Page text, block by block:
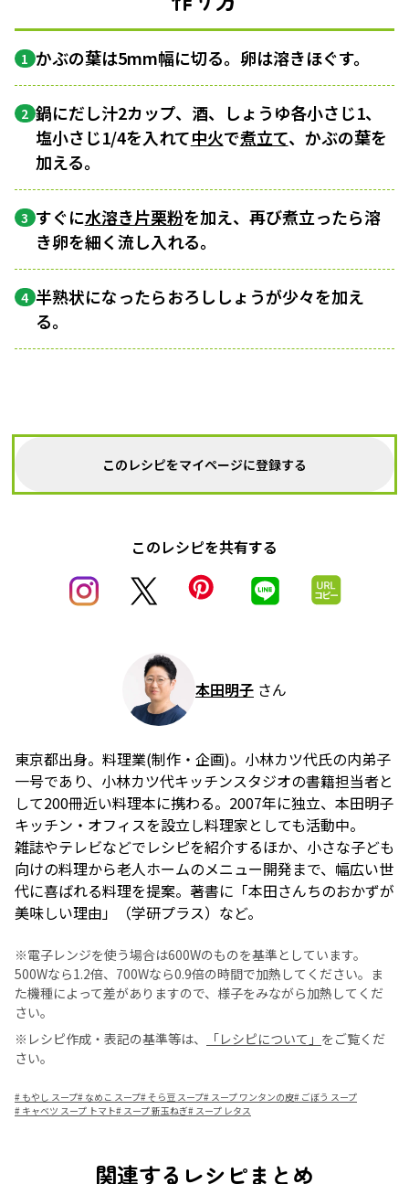
1 かぶの葉は5mm幅に切る。卵は溶きほぐす。
2 鍋にだし汁2カップ、酒、しょうゆ各小さじ1、
塩小さじ1/4を入れて中火で煮立て、かぶの葉を
加える。
3 すぐに水溶き片栗粉を加え、再び煮立ったら溶
き卵を細く流し入れる。
4 半熟状になったらおろししょうが少々を加え
る。
このレシピをマイページに登録する
このレシピを共有する
本田明子 さん
東京都出身。料理業(制作・企画)。小林カツ代氏の内弟子
一号であり、小林カツ代キッチンスタジオの書籍担当者と
して200冊近い料理本に携わる。2007年に独立、本田明子
キッチン・オフィスを設立し料理家としても活動中。
雑誌やテレビなどでレシピを紹介するほか、小さな子ども
向けの料理から老人ホームのメニュー開発まで、幅広い世
代に喜ばれる料理を提案。著書に「本田さんちのおかずが
美味しい理由」（学研プラス）など。
※電子レンジを使う場合は600Wのものを基準としています。
500Wなら1.2倍、700Wなら0.9倍の時間で加熱してください。ま
た機種によって差がありますので、様子をみながら加熱してくだ
さい。
※レシピ作成・表記の基準等は、
「レシピについて」 をご覧くだ
さい。
# もやし スープ# なめこ スープ#そら豆 スープ# スープ ワンタンの皮# ごぼう スープ
# キャベツ スープ トマト# スープ 新玉ねぎ# スープ レタス
関連するレシピまとめ